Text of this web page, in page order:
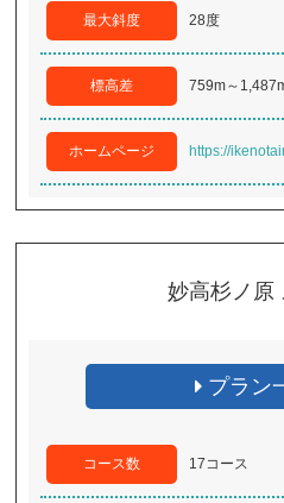
最大斜度 28度
標高差 759m～
ホームページ https://
妙高杉ノ原
プラン
コース数 17コース